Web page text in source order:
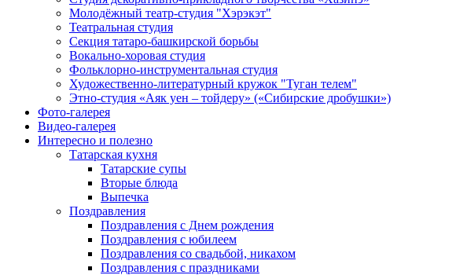
Молодёжный театр-студия "Хэрэкэт"
Театральная студия
Секция татаро-башкирской борьбы
Вокально-хоровая студия
Фольклорно-инструментальная студия
Художественно-литературный кружок "Туган телем"
Этно-студия «Аяк уен – тойдеру» («Сибирские дробушки»)
Фото-галерея
Видео-галерея
Интересно и полезно
Татарская кухня
Татарские супы
Вторые блюда
Выпечка
Поздравления
Поздравления с Днем рождения
Поздравления с юбилеем
Поздравления со свадьбой, никахом
Поздравления с праздниками